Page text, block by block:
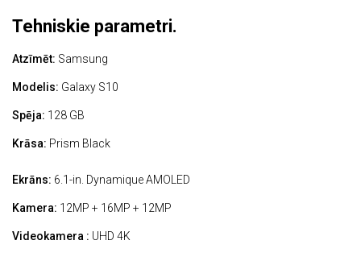
Tehniskie parametri.
Atzīmēt: Samsung
Modelis: Galaxy S10
Spēja: 128 GB
Krāsa: Prism Black
Ekrāns: 6.1-in. Dynamique AMOLED
Kamera: 12MP + 16MP + 12MP
Videokamera : UHD 4K